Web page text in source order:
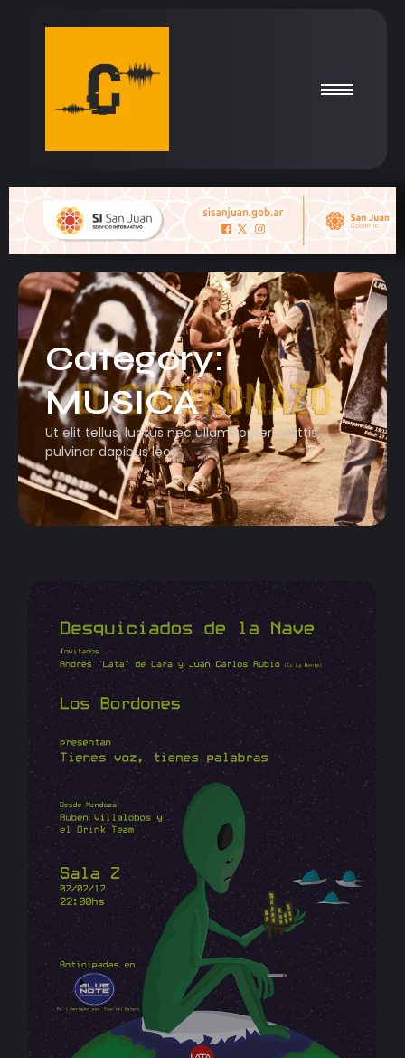
Category:
MUSICA
Ut elit tellus, luctus nec ullamcorper mattis,
pulvinar dapibus leo.